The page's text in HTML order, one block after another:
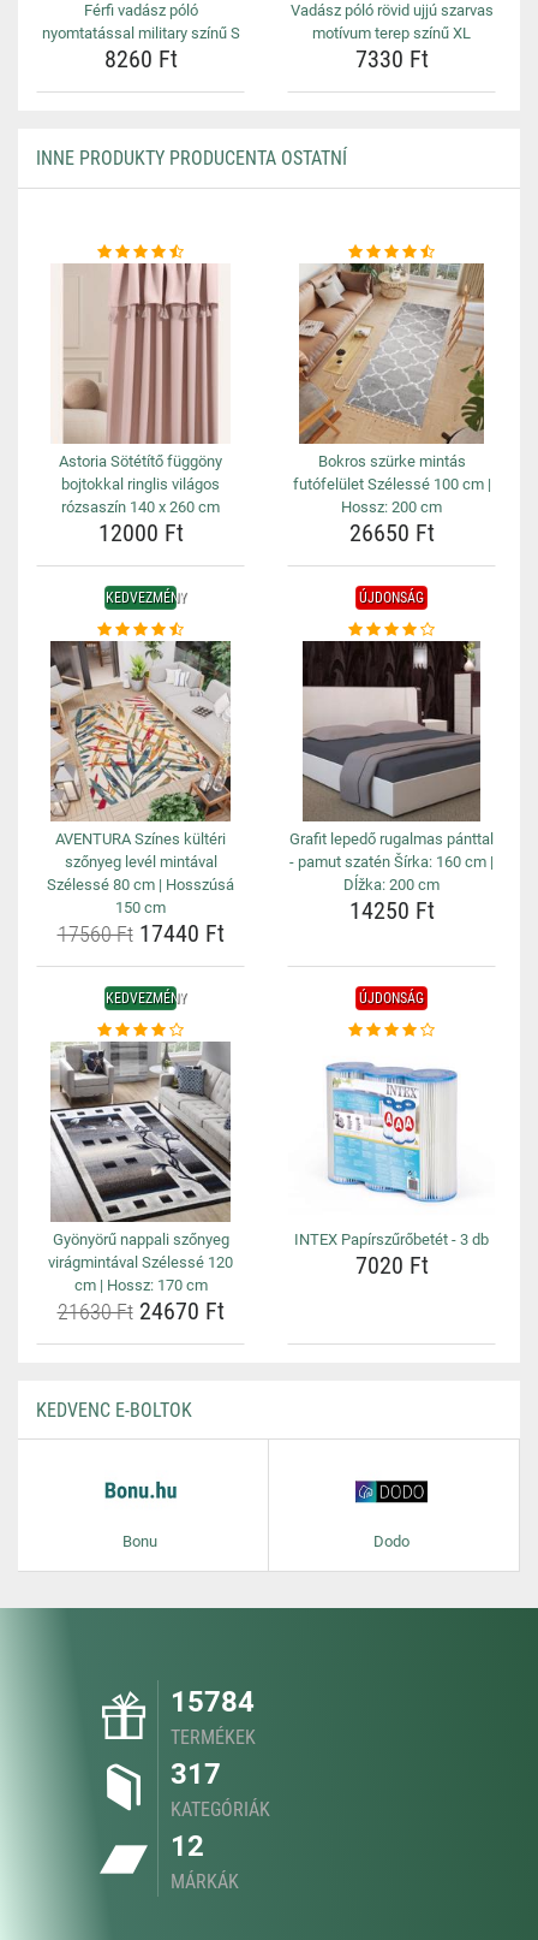
Férfi vadász póló
nyomtatással military színű S
8260 Ft
Vadász póló rövid ujjú szarvas
motívum terep színű XL
7330 Ft
INNE PRODUKTY PRODUCENTA OSTATNÍ
Astoria Sötétítő függöny
bojtokkal ringlis világos
rózsaszín 140 x 260 cm
12000 Ft
Bokros szürke mintás
futófelület Szélessé 100 cm |
Hossz: 200 cm
26650 Ft
KEDVEZMÉNY
AVENTURA Színes kültéri
szőnyeg levél mintával
Szélessé 80 cm | Hosszúsá
150 cm
17560 Ft17440 Ft
ÚJDONSÁG
Grafit lepedő rugalmas pánttal
- pamut szatén Šírka: 160 cm |
Dĺžka: 200 cm
14250 Ft
KEDVEZMÉNY
Gyönyörű nappali szőnyeg
virágmintával Szélessé 120
cm | Hossz: 170 cm
21630 Ft24670 Ft
ÚJDONSÁG
INTEX Papírszűrőbetét - 3 db
7020 Ft
KEDVENC E-BOLTOK
Bonu Dodo
15784
TERMÉKEK
317
KATEGÓRIÁK
12
MÁRKÁK